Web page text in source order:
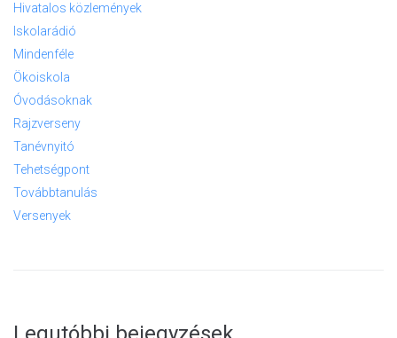
Hivatalos közlemények
Iskolarádió
Mindenféle
Ökoiskola
Óvodásoknak
Rajzverseny
Tanévnyitó
Tehetségpont
Továbbtanulás
Versenyek